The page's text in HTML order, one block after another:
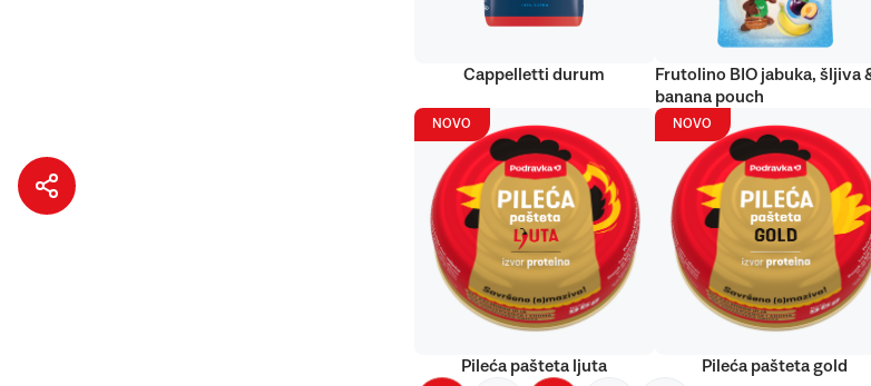
Cappelletti durum
Frutolino BIO jabuka, šljiva
banana pouch
NOVO
Pileća pašteta ljuta
NOVO
Pileća pašteta gold